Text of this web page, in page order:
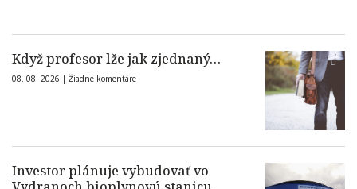
Když profesor lže jak zjednaný…
08. 08. 2026 | Žiadne komentáre
Investor plánuje vybudovať vo